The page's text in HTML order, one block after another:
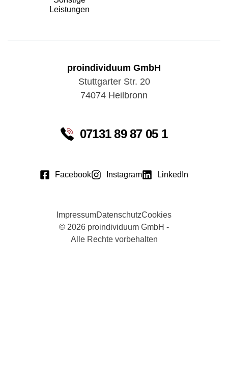
Leistungen
proindividuum GmbH
Stuttgarter Str. 20
74074 Heilbronn
07131 89 87 05 1
Facebook Instagram LinkedIn
© 2026 proindividuum GmbH -
Alle Rechte vorbehalten
ImpressumDatenschutzCookies